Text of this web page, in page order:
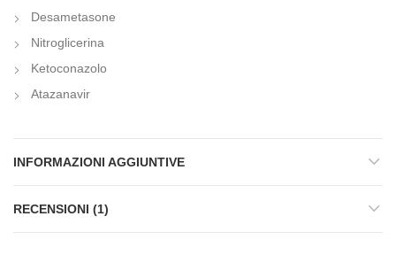
Desametasone
Nitroglicerina
Ketoconazolo
Atazanavir
INFORMAZIONI AGGIUNTIVE
RECENSIONI (1)